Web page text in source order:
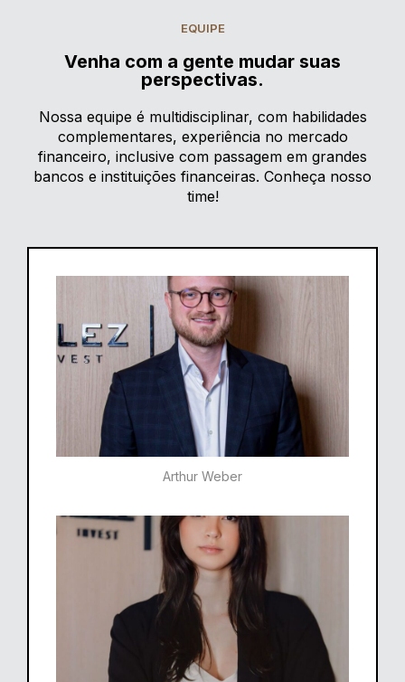
EQUIPE
Venha com a gente mudar suas
perspectivas.
Nossa equipe é multidisciplinar, com habilidades
complementares, experiência no mercado
financeiro, inclusive com passagem em grandes
bancos e instituições financeiras. Conheça nosso
time!
Arthur Weber